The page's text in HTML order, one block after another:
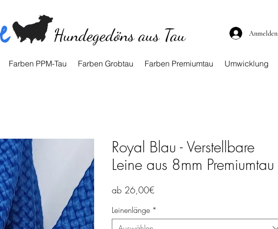
Hundegedöns aus Tau Anmelden
Farben PPM-Tau Farben Grobtau Farben Premiumtau Umwicklung
Royal Blau - Verstellbare
Leine aus 8mm Premiumtau
ab 26,00€Sale-
Leinenlänge *